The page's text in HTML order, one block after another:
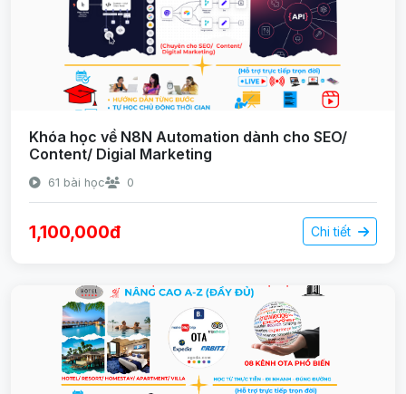
Khóa học về N8N Automation dành cho SEO/
Content/ Digial Marketing
61 bài học 0
1,100,000đ Chi tiết